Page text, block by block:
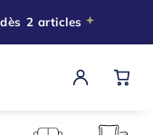
2 articles